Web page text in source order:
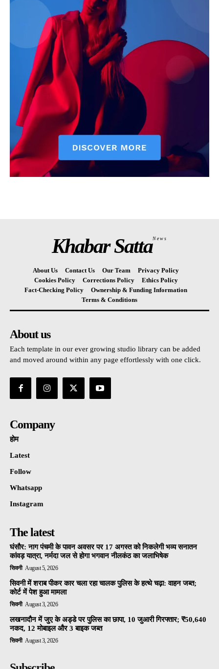
Khabar SattaNews
About Us Contact Us Our Team
Privacy Policy
Cookies Policy
Corrections Policy
Ethics Policy
Fact-Checking Policy
Ownership & Funding Information
Terms & Conditions
About us
Each template in our ever growing studio library can be added
and moved around within any page effortlessly with one click.
Company
होम
Latest
Follow
Whatsapp
Instagram
The latest
घंसौर: नाग पंचमी के पावन अवसर पर 17 अगस्त को निकलेगी भव्य सनातन
कांवड़ यात्रा, नर्मदा जल से होगा भगवान नीलकंठ का जलाभिषेक
सिवनी August 5, 2026
सिवनी में शराब पीकर कार चला रहा चालक पुलिस के हत्थे चढ़ा: वाहन जब्त;
कोर्ट में पेश हुआ मामला
सिवनी August 3, 2026
लखनादौन में जुए के अड्डे पर पुलिस का छापा, 10 जुआरी गिरफ्तार; ₹50,640
नकद, 12 मोबाइल और 3 बाइक जब्त
सिवनी August 3, 2026